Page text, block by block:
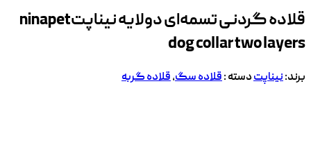
قلاده گردنی تسمه‌ای دولایه نیناپتninapet
dog collar two layers
برند:نیناپتدسته :قلاده سگ,قلاده گربه